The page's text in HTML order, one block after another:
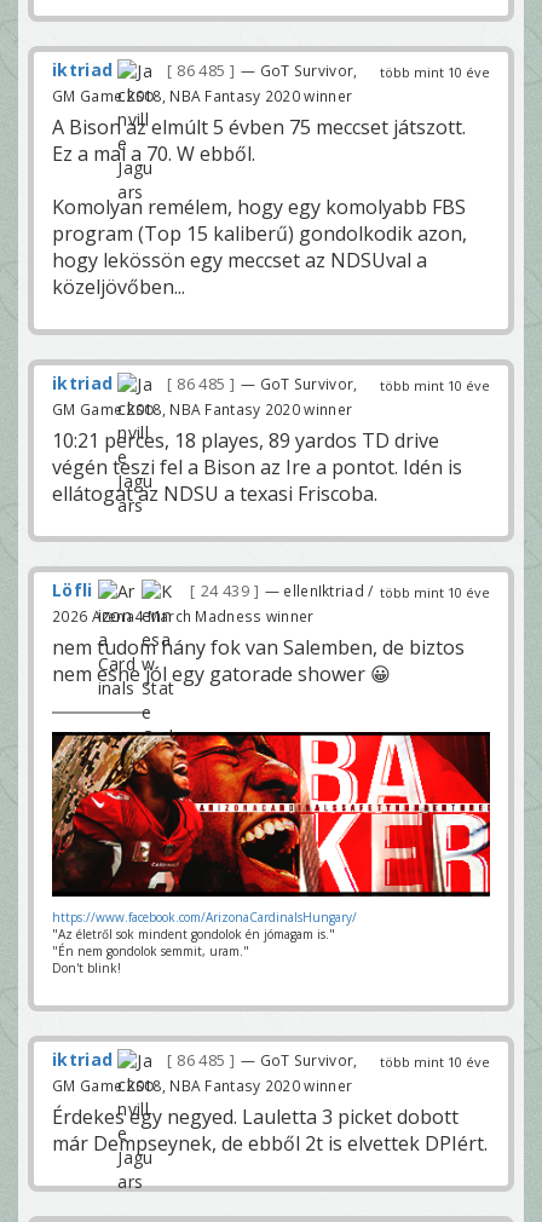
több mint 10 éve
iktriad 86 485
— GoT Survivor,
GM Game 2018, NBA Fantasy 2020 winner
A Bison az elmúlt 5 évben 75 meccset játszott.
Ez a mai a 70. W ebből.
Komolyan remélem, hogy egy komolyabb FBS
program (Top 15 kaliberű) gondolkodik azon,
hogy lekössön egy meccset az NDSUval a
közeljövőben...
több mint 10 éve
iktriad 86 485
— GoT Survivor,
GM Game 2018, NBA Fantasy 2020 winner
10:21 perces, 18 playes, 89 yardos TD drive
végén teszi fel a Bison az Ire a pontot. Idén is
ellátogat az NDSU a texasi Friscoba.
több mint 10 éve
Löfli 24 439
— ellenIktriad /
2026 Arena4 March Madness winner
nem tudom hány fok van Salemben, de biztos
nem esne jól egy gatorade shower 😀
https://www.facebook.com/ArizonaCardinalsHungary/
"Az életről sok mindent gondolok én jómagam is."
"Én nem gondolok semmit, uram."
Don't blink!
több mint 10 éve
iktriad 86 485
— GoT Survivor,
GM Game 2018, NBA Fantasy 2020 winner
Érdekes egy negyed. Lauletta 3 picket dobott
már Dempseynek, de ebből 2t is elvettek DPIért.